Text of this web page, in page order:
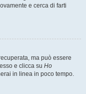
e cerca di farti
ma può essere
e clicca su Ho
in linea in poco tempo.